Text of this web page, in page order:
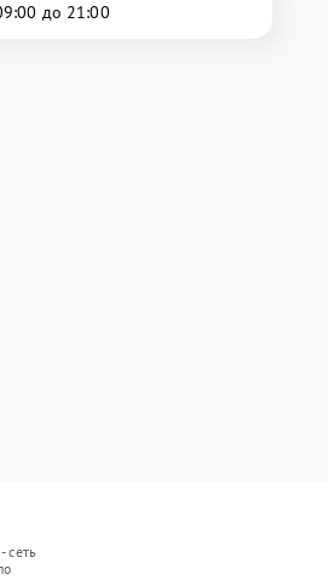
до 21:00
сеть